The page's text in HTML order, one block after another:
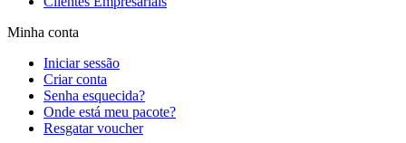
Minha conta
Iniciar sessão
Criar conta
Senha esquecida?
Onde está meu pacote?
Resgatar voucher